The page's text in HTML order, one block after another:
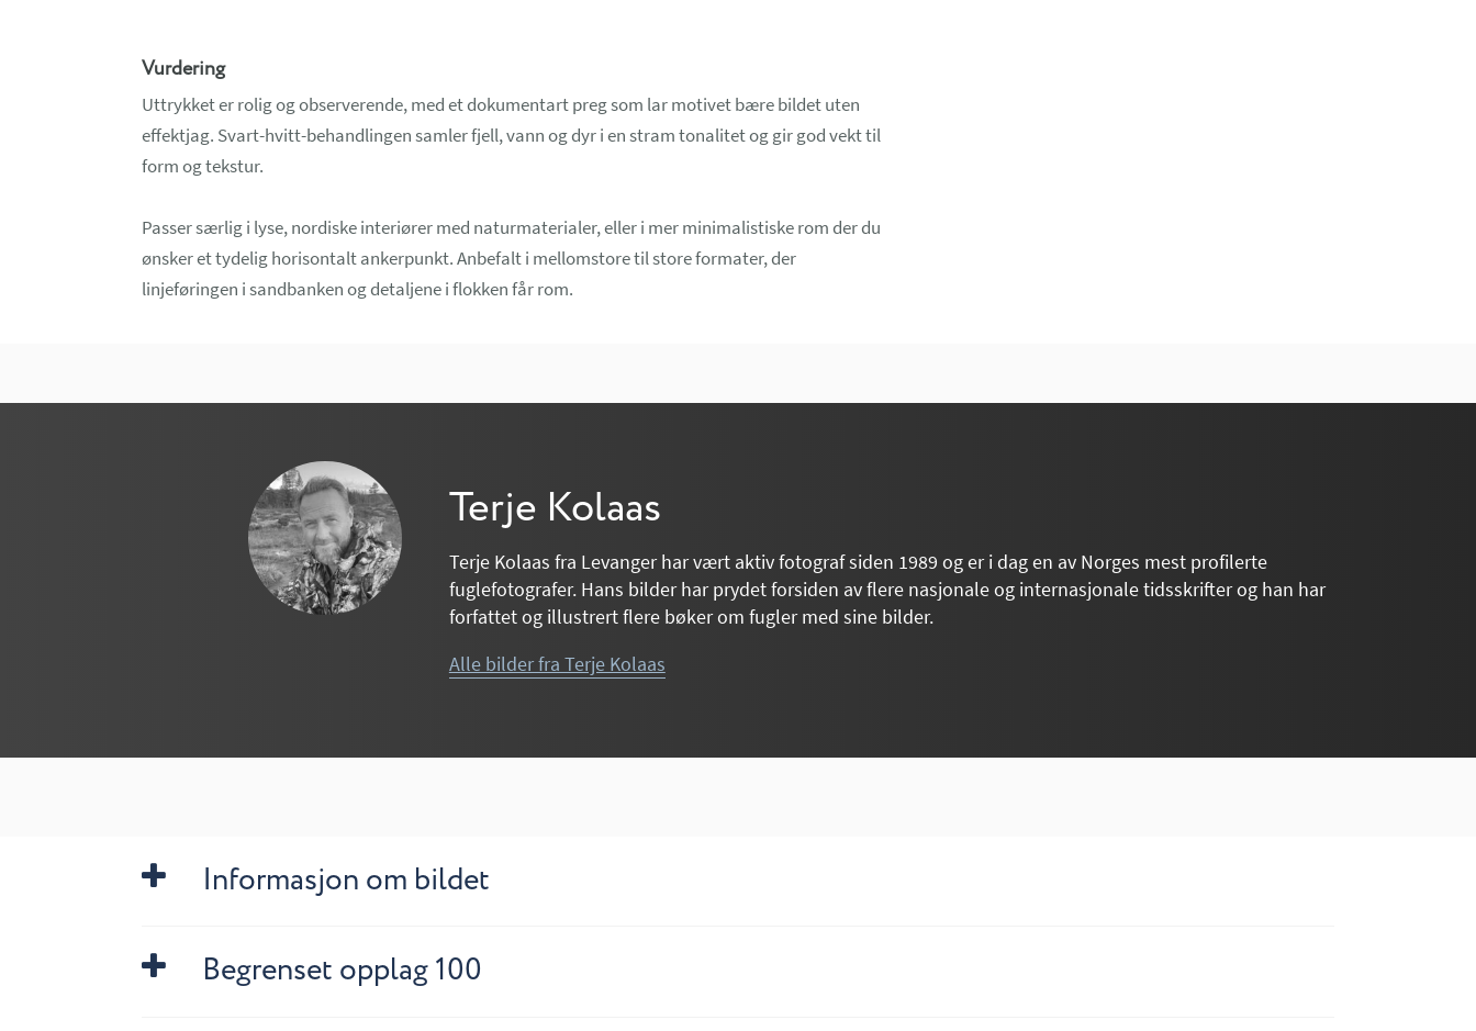
Vurdering
Uttrykket er rolig og observerende, med et dokumentart preg som lar motivet bære bildet uten
effektjag. Svart-hvitt-behandlingen samler fjell, vann og dyr i en stram tonalitet og gir god vekt til
form og tekstur.
Passer særlig i lyse, nordiske interiører med naturmaterialer, eller i mer minimalistiske rom der du
ønsker et tydelig horisontalt ankerpunkt. Anbefalt i mellomstore til store formater, der
linjeføringen i sandbanken og detaljene i flokken får rom.
Terje Kolaas
Terje Kolaas fra Levanger har vært aktiv fotograf siden 1989 og er i dag en av Norges mest profilerte
fuglefotografer. Hans bilder har prydet forsiden av flere nasjonale og internasjonale tidsskrifter og han har
forfattet og illustrert flere bøker om fugler med sine bilder.
Alle bilder fra Terje Kolaas
Informasjon om bildet
Begrenset opplag 100